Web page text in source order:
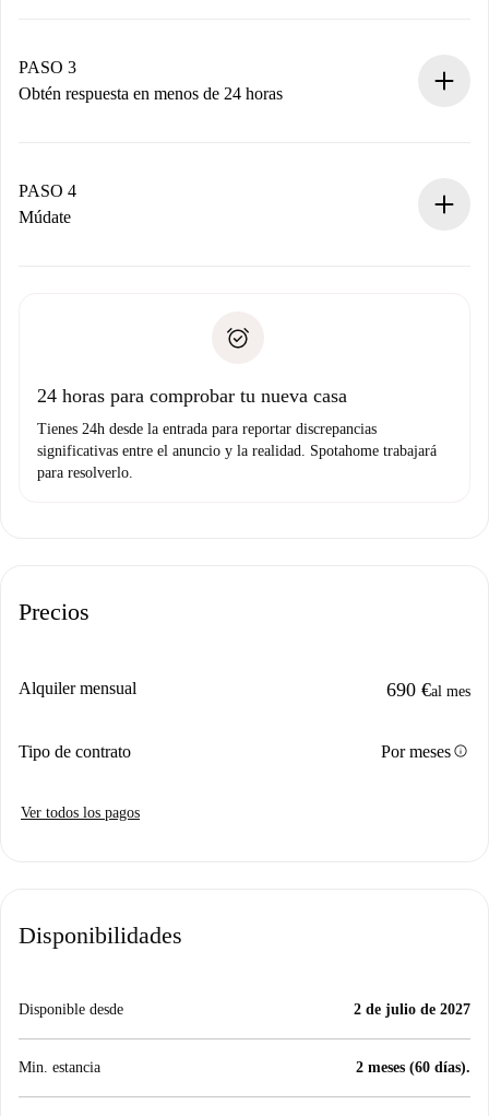
propietario acepte.
PASO 3
Obtén respuesta en menos de 24 horas
contacto con el propietario.
Si es rechazada: No te haremos ningún cargo y te
Prueba de solvencia
PASO 4
Múdate
no nos comunicas ningún problema.
24 horas para comprobar tu nueva casa
Tienes 24h desde la entrada para reportar discrepancias
significativas entre el anuncio y la realidad. Spotahome trabajará
para resolverlo.
Precios
Alquiler mensual 690 €al mes
Tipo de contrato Por mesesinfo
Ver todos los pagos
Disponibilidades
Disponible desde 2 de julio de 2027
Min. estancia 2 meses (60 días).